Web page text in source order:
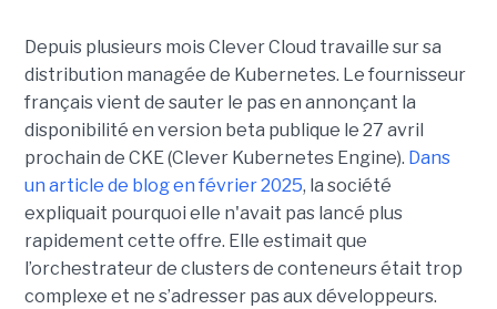
Depuis plusieurs mois Clever Cloud travaille sur sa
distribution managée de Kubernetes. Le fournisseur
français vient de sauter le pas en annonçant la
disponibilité en version beta publique le 27 avril
prochain de CKE (Clever Kubernetes Engine). Dans
un article de blog en février 2025, la société
expliquait pourquoi elle n'avait pas lancé plus
rapidement cette offre. Elle estimait que
l’orchestrateur de clusters de conteneurs était trop
complexe et ne s’adresser pas aux développeurs.